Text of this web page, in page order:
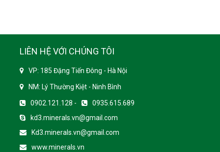
LIÊN HỆ VỚI CHÚNG TÔI
VP: 185 Đặng Tiến Đông - Hà Nội
NM: Lý Thường Kiệt - Ninh Bình
0902.121.128 -
0935.615.689
kd3.minerals.vn@gmail.com
Kd3.minerals.vn@gmail.com
www.minerals.vn